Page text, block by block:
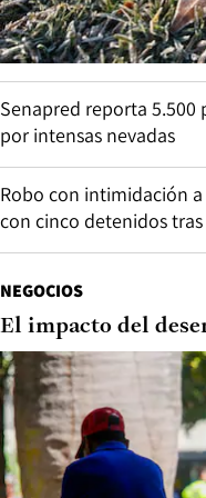
Senapred reporta 5.500
por intensas nevadas
Robo con intimidación
con cinco detenidos
NEGOCIOS
El impacto del